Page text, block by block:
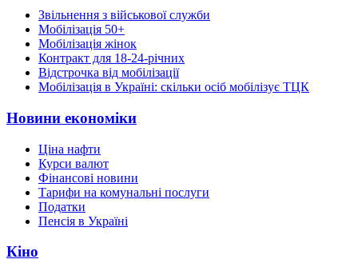
Звільнення з військової служби
Мобілізація 50+
Мобілізація жінок
Контракт для 18-24-річних
Відстрочка від мобілізації
Мобілізація в Україні: скільки осіб мобілізує ТЦК
Новини економіки
Ціна нафти
Курси валют
Фінансові новини
Тарифи на комунальні послуги
Податки
Пенсія в Україні
Кіно